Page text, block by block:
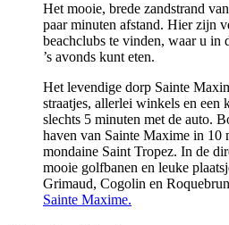
Het mooie, brede zandstrand
paar minuten afstand. Hier zijn
beachclubs te vinden, waar u in
’s avonds kunt eten.
Het levendige dorp Sainte
straatjes, allerlei winkels en een
slechts 5 minuten met de auto.
haven van Sainte Maxime in 10
mondaine Saint Tropez. In de
mooie golfbanen en leuke
Grimaud, Cogolin en
Sainte Maxime.